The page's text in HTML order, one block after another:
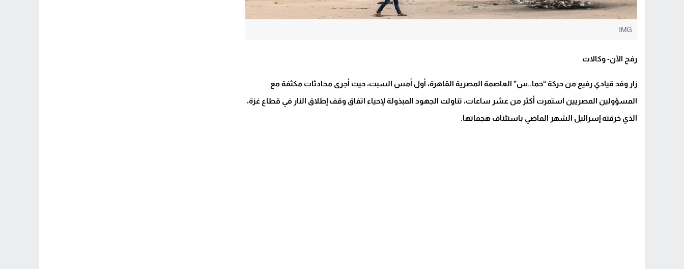
IMG
رفح الآن- وكالات
زار وفد قيادي رفيع من حركة “حما..س” العاصمة المصرية القاهرة، أول أمس السبت، حيث أجرى محادثات مكثفة مع
المسؤولين المصريين استمرت أكثر من عشر ساعات، تناولت الجهود المبذولة لإحياء اتفاق وقف إطلاق النار في قطاع غزة،
الذي خرقته إسرائيل الشهر الماضي باستئناف هجماتها.